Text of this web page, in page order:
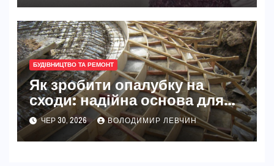
БУДІВНИЦТВО ТА РЕМОНТ
Як зробити опалубку на
сходи: надійна основа для
міцних монолітних
конструкцій
ЧЕР 30, 2026 ВОЛОДИМИР ЛЕВЧИН